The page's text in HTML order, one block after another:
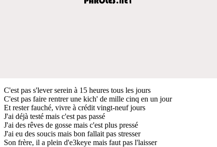
C'est pas s'lever serein à 15 heures tous les jours
C'est pas faire rentrer une kich' de mille cinq en un jour
Et rester fauché, vivre à crédit vingt-neuf jours
J'ai déjà testé mais c'est pas passé
J'ai des rêves de gosse mais c'est plus pressé
J'ai eu des soucis mais bon fallait pas stresser
Son frère, il a plein d'e3keye mais faut pas l'laisser